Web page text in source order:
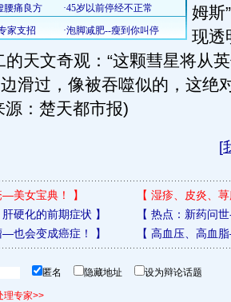
姆斯
现透
天文奇观：“这颗彗星将从
滑过，像被吞噬似的，这绝
源：楚天都市报)
[
美女宝典！ 】 【 湿疹、皮炎、
硬化的前期症状 】 【 热点：新药问
也会变成癌症！ 】 【 高血压、高血
匿名 隐藏地址 设为辩论话题
理专家>>